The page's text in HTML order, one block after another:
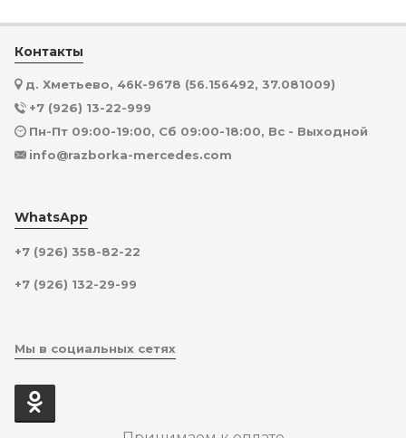
Контакты
д. Хметьево, 46К-9678 (56.156492, 37.081009)
+7 (926) 13-22-999
Пн-Пт 09:00-19:00, Сб 09:00-18:00, Вс - Выходной
info@razborka-mercedes.com
WhatsApp
+7 (926) 358-82-22
+7 (926) 132-29-99
Мы в социальных сетях